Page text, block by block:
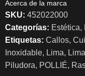
Acerca de la marca
SKU: 452022000
Categorías: Estética,
Etiquetas: Callos,
Inoxidable, Lima,
Piludora, POLLIÉ,